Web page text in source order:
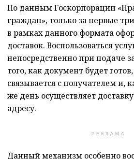
По данным Госкорпорации
граждан», только за первые
в рамках данного формата
доставок. Воспользоваться
непосредственно при подаче
того, как документ будет
связывается с получателем и,
же день осуществляет
адресу.
РЕКЛАМА
Данный механизм особенно